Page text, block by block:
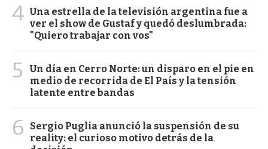
4 Una estrella de la televisión argentina fue a
ver el show de Gustaf y quedó deslumbrada:
"Quiero trabajar con vos"
5
Un día en Cerro Norte: un disparo en el pie en
medio de recorrida de El País y la tensión
latente entre bandas
6
Sergio Puglia anunció la suspensión de su
reality: el curioso motivo detrás de la